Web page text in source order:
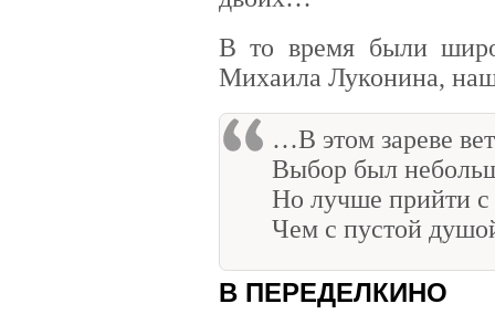
В то время были
Михаила Луконина,
…В этом зареве
Выбор был
Но лучше прийти
Чем с пустой
В ПЕРЕДЕЛКИНО